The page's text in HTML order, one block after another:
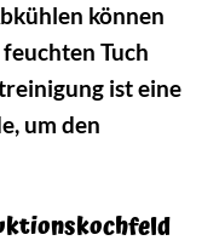
können
Tuch
ist eine
um den